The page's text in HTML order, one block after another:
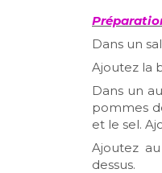
Dans un
Ajoutez la
Dans un
pommes
et le sel.
Ajoutez
dessus.